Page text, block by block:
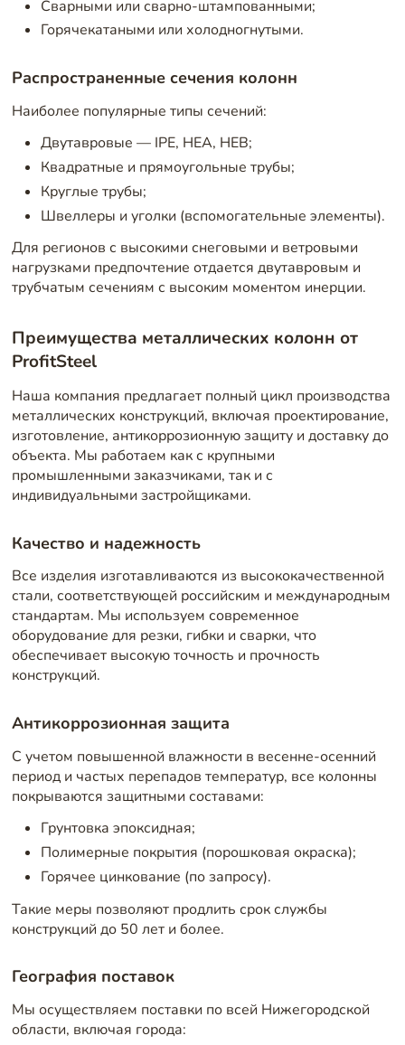
Сварными или сварно-штампованными;
Горячекатаными или холодногнутыми.
Распространенные сечения колонн
Наиболее популярные типы сечений:
Двутавровые — IPE, HEA, HEB;
Квадратные и прямоугольные трубы;
Круглые трубы;
Швеллеры и уголки (вспомогательные элементы).
Для регионов с высокими снеговыми и ветровыми
нагрузками предпочтение отдается двутавровым и
трубчатым сечениям с высоким моментом инерции.
Преимущества металлических колонн от
ProfitSteel
Наша компания предлагает полный цикл производства
металлических конструкций, включая проектирование,
изготовление, антикоррозионную защиту и доставку до
объекта. Мы работаем как с крупными
промышленными заказчиками, так и с
индивидуальными застройщиками.
Качество и надежность
Все изделия изготавливаются из высококачественной
стали, соответствующей российским и международным
стандартам. Мы используем современное
оборудование для резки, гибки и сварки, что
обеспечивает высокую точность и прочность
конструкций.
Антикоррозионная защита
С учетом повышенной влажности в весенне-осенний
период и частых перепадов температур, все колонны
покрываются защитными составами:
Грунтовка эпоксидная;
Полимерные покрытия (порошковая окраска);
Горячее цинкование (по запросу).
Такие меры позволяют продлить срок службы
конструкций до 50 лет и более.
География поставок
Мы осуществляем поставки по всей Нижегородской
области, включая города: